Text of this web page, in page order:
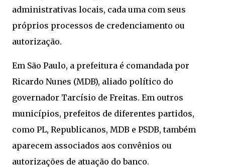
administrativas locais, cada uma com seus
próprios processos de credenciamento ou
autorização.
Em São Paulo, a prefeitura é comandada por
Ricardo Nunes (MDB), aliado político do
governador Tarcísio de Freitas. Em outros
municípios, prefeitos de diferentes partidos,
como PL, Republicanos, MDB e PSDB, também
aparecem associados aos convênios ou
autorizações de atuação do banco.